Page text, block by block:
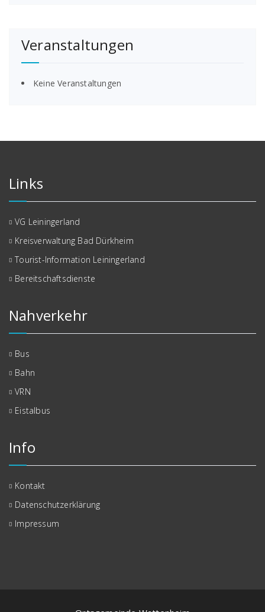
Veranstaltungen
Keine Veranstaltungen
Links
VG Leiningerland
Kreisverwaltung Bad Dürkheim
Tourist-Information Leiningerland
Bereitschaftsdienste
Nahverkehr
Bus
Bahn
VRN
Eistalbus
Info
Kontakt
Datenschutzerklärung
Impressum